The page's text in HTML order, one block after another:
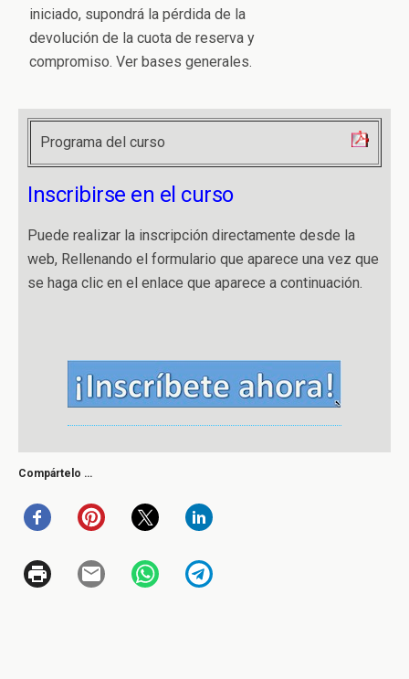
iniciado, supondrá la pérdida de la
devolución de la cuota de reserva y
compromiso. Ver bases generales.
Programa del curso
Inscribirse en el curso
Puede realizar la inscripción directamente desde la
web, Rellenando el formulario que aparece una vez que
se haga clic en el enlace que aparece a continuación.
Compártelo …